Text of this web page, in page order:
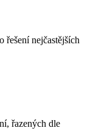
řešení nejčastějších
řazených dle